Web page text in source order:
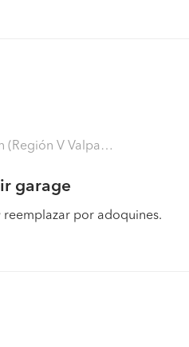
V Valparaíso - Valparaíso)
garage
por adoquines.